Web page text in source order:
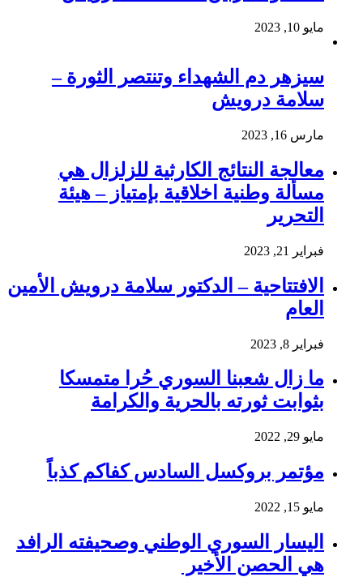
مايو 10, 2023
سيزهر دم الشهداء وتنتصر الثورة –
سلامة درويش
مارس 16, 2023
معالجة النتائج الكارثية للزلزال هي
مسألة وطنية اخلاقية بإمتياز – هيئة
التحرير
فبراير 21, 2023
الافتتاحية – الدكتور سلامة درويش الأمين
العام
فبراير 8, 2023
ما زال شعبنا السوري حُرا متمسكا
بثوابت ثورته بالحرية والكرامة
مايو 29, 2022
مؤتمر بروكسل السادس كفاكم كذباً
مايو 15, 2022
اليسار السوري الوطني وصحيفته الرافد
هي الحصن الأخير